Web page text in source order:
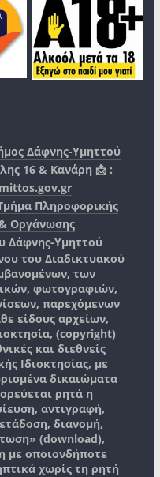
Δάφνης-Υμηττού
16 & Κανάρη 📩 :
Πληροφορικής
Οργάνωσης
Δάφνης-Υμηττού
του Διαδικτυακού
των
φωτογραφιών,
παρεχόμενων
είδους αρχείων,
(copyright)
και διεθνείς
Ιδιοκτησίας, με
δικαιώματα
ρητά η
αντιγραφή,
διανομή,
(download),
με οποιονδήποτε
χωρίς τη ρητή